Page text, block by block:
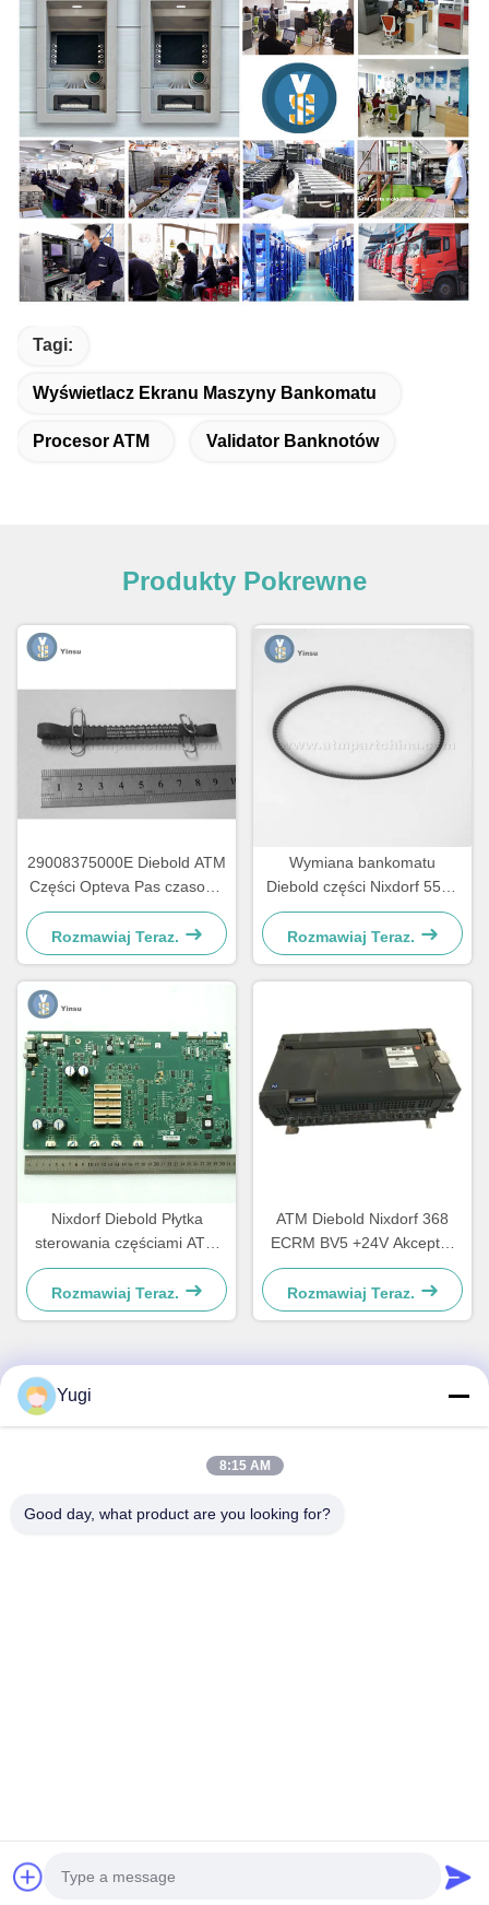
Tagi:
Wyświetlacz Ekranu Maszyny Bankomatu
Procesor ATM Validator Banknotów
Produkty Pokrewne
29008375000E Diebold ATM
Części Opteva Pas czasowy
Pas transportowy Pas 67T
Rozmawiaj Teraz.
Wymiana bankomatu
Diebold części Nixdorf 5500
AFD 445T Pas transportowy
2900837500AH
Rozmawiaj Teraz.
Nixdorf Diebold Płytka
sterowania częściami ATM
Płytka główna CCA
Discovery 49242480000B
Rozmawiaj Teraz.
ATM Diebold Nixdorf 368
ECRM BV5 +24V Akceptor
rachunku Validator części
49238415000A
Rozmawiaj Teraz.
Szybki kontakt
EastRoad, Shunjiang Community Industrial Park, Beijiao
Yugi
8:15 AM
Good day, what product are you looking for?